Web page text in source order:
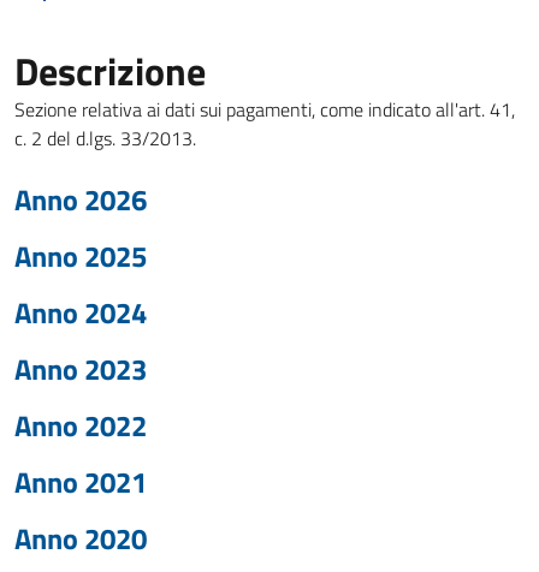
Descrizione
Sezione relativa ai dati sui pagamenti, come indicato all'art. 41,
c. 2 del d.lgs. 33/2013.
Anno 2026
Anno 2025
Anno 2024
Anno 2023
Anno 2022
Anno 2021
Anno 2020